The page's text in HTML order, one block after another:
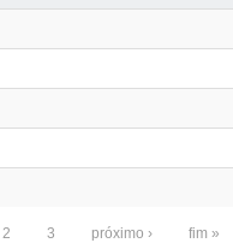
2 3 próximo › fim »